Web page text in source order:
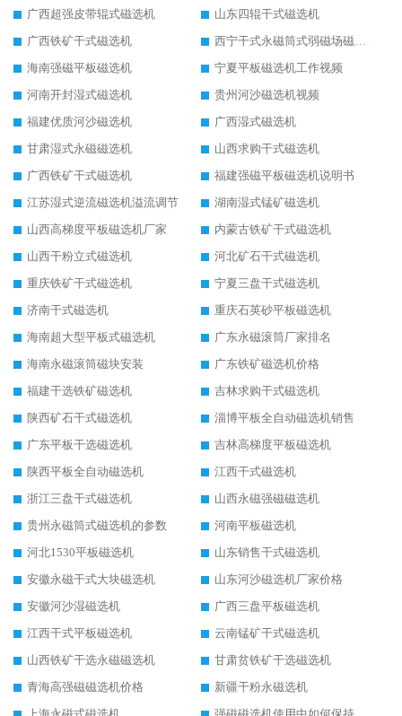
广西超强皮带辊式磁选机
山东四辊干式磁选机
广西铁矿干式磁选机
西宁干式永磁筒式弱磁场磁选机结构图
海南强磁平板磁选机
宁夏平板磁选机工作视频
河南开封湿式磁选机
贵州河沙磁选机视频
福建优质河沙磁选机
广西湿式磁选机
甘肃湿式永磁磁选机
山西求购干式磁选机
广西铁矿干式磁选机
福建强磁平板磁选机说明书
江苏湿式逆流磁选机溢流调节
湖南湿式锰矿磁选机
山西高梯度平板磁选机厂家
内蒙古铁矿干式磁选机
山西干粉立式磁选机
河北矿石干式磁选机
重庆铁矿干式磁选机
宁夏三盘干式磁选机
济南干式磁选机
重庆石英砂平板磁选机
海南超大型平板式磁选机
广东永磁滚筒厂家排名
海南永磁滚筒磁块安装
广东铁矿磁选机价格
福建干选铁矿磁选机
吉林求购干式磁选机
陕西矿石干式磁选机
淄博平板全自动磁选机销售
广东平板干选磁选机
吉林高梯度平板磁选机
陕西平板全自动磁选机
江西干式磁选机
浙江三盘干式磁选机
山西永磁强磁磁选机
贵州永磁筒式磁选机的参数
河南平板磁选机
河北1530平板磁选机
山东销售干式磁选机
安徽永磁干式大块磁选机
山东河沙磁选机厂家价格
安徽河沙湿磁选机
广西三盘平板磁选机
江西干式平板磁选机
云南锰矿干式磁选机
山西铁矿干选永磁磁选机
甘肃贫铁矿干选磁选机
青海高强磁磁选机价格
新疆干粉永磁选机